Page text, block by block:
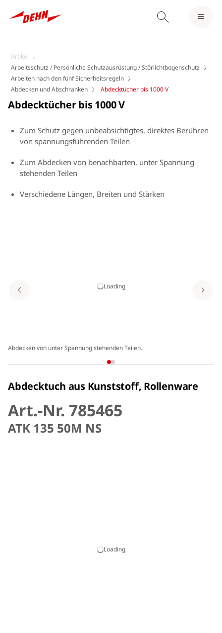
Artikel
Arbeitsschutz / Persönliche Schutzausrüstung / Störlichtbogenschutz
Arbeiten nach den fünf Sicherheitsregeln
Abdecken und Abschranken
Abdecktücher bis 1000 V
Loading
Abdecken von unter Spannung stehenden Teilen.
Abdecktücher bis 1000 V
Zum Schutz gegen unbeabsichtigtes, direktes Berühren
von spannungsführenden Teilen
Zum Abdecken von benachbarten, unter Spannung
stehenden Teilen
Verschiedene Längen, Breiten und Stärken
Abdecktuch aus Kunststoff, Rollenware
Art.-Nr. 785465
ATK 135 50M NS
Loading